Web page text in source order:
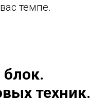
темпе.
техник.